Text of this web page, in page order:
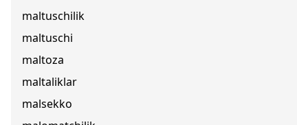
maltuschilik
maltuschi
maltoza
maltaliklar
malsekko